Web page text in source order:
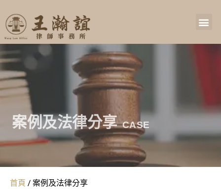
案例及法律分享 CASE
首頁 /案例及法律分享